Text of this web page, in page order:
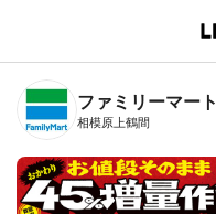
B
n
T
ファミリーマート
相模原上鶴間